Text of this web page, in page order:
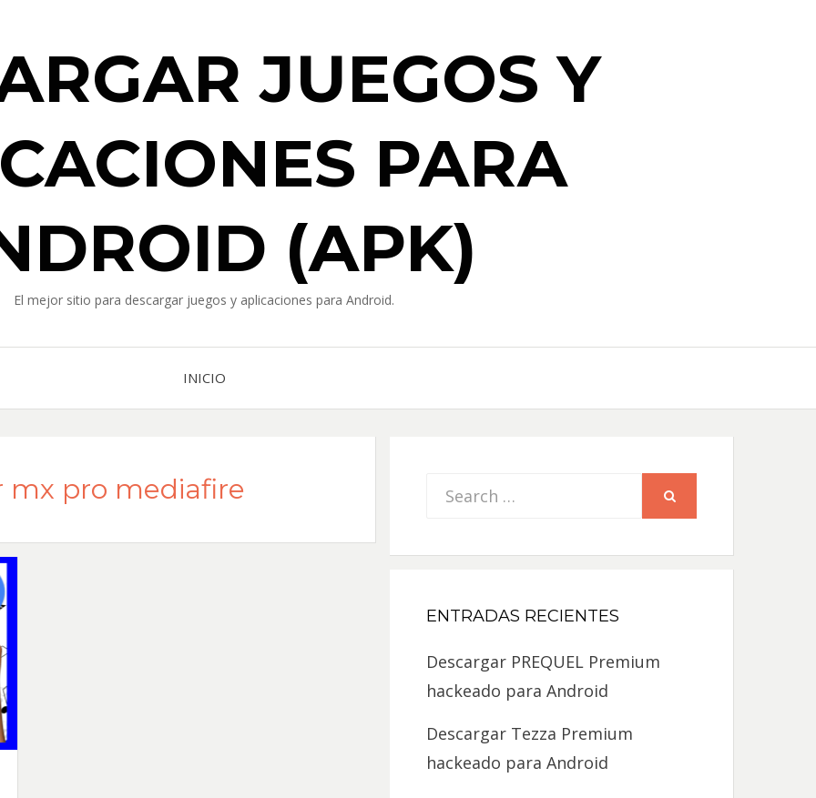
JUEGOS Y
PARA
(APK)
El mejor sitio para descargar juegos y aplicaciones para Android.
INICIO
mx pro mediafire
Search
ENTRADAS RECIENTES
Descargar PREQUEL Premium
hackeado para Android
Descargar Tezza Premium
hackeado para Android